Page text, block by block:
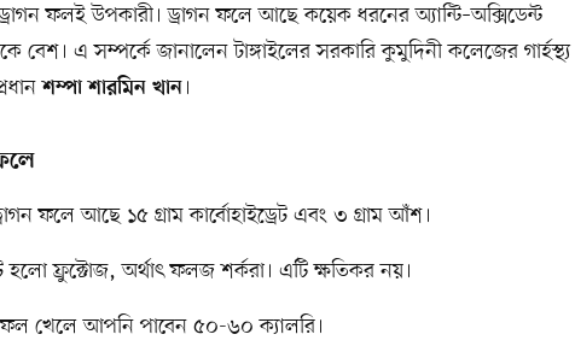
ফলই উপকারী। ড্রাগন ফলে আছে কয়েক ধরনের অ্যান্টি–অক্সিডেন্ট
বেশ। এ সম্পর্কে জানালেন টাঙ্গাইলের সরকারি কুমুদিনী কলেজের গার্হস্থ্য
শম্পা শারমিন খান ।
ফলে আছে ১৫ গ্রাম কার্বোহাইড্রেট এবং ৩ গ্রাম আঁশ।
হলো ফ্রুক্টোজ, অর্থাৎ ফলজ শর্করা। এটি ক্ষতিকর নয়।
ফল খেলে আপনি পাবেন ৫০-৬০ ক্যালরি।